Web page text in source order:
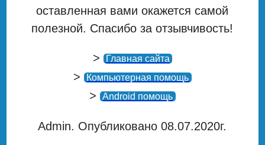
оставленная вами окажется самой
полезной. Спасибо за отзывчивость!
> Главная сайта
> Компьютерная помощь
> Android помощь
Admin. Опубликовано 08.07.2020г.